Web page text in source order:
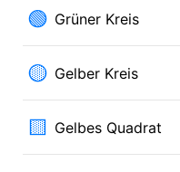
🟢 Grüner Kreis
🟡 Gelber Kreis
🟨 Gelbes Quadrat